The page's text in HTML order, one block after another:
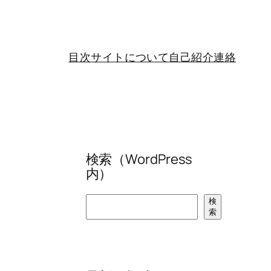
目次サイトについて自己紹介連絡
検索（WordPress
内）
検
索